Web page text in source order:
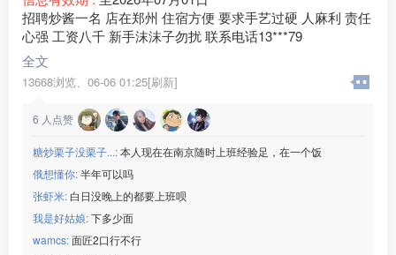
招聘炒酱一名 店在郑州 住宿方便 要求手艺过硬 人麻利 责任
心强 工资八千 新手沫沫子勿扰 联系电话13***79
全文
13668浏览、 06-06 01:25[刷新]
6 人点赞
糖炒栗子没栗子...:本人现在在南京随时上班经验足，在一个饭
俄想懂你:半年可以吗
张虾米: 白日没晚上的都要上班呗
我是好姑娘:下多少面
wamcs:面匠2口行不行